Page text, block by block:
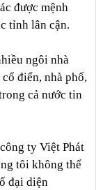
được mệnh
tỉnh lân cận.
ngôi nhà
điển, nhà phố,
cả nước tin
ty Việt Phát
tôi không thể
đại diện